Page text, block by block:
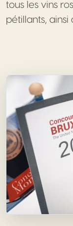
tous les vins
pétillants, ainsi